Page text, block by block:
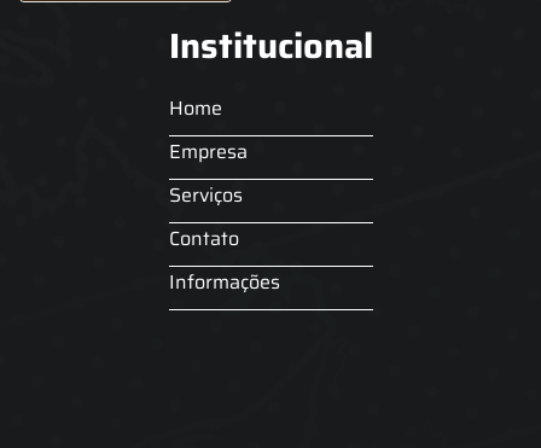
Institucional
Home
Empresa
Serviços
Contato
Informações